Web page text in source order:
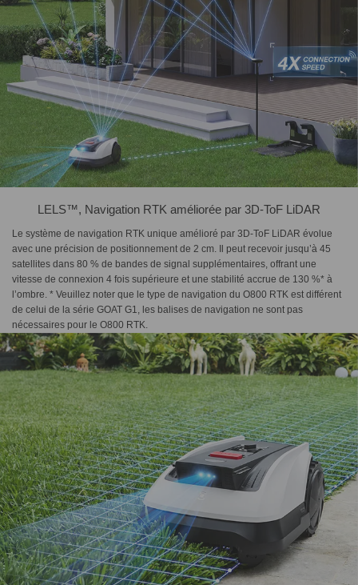
LELS™, Navigation RTK améliorée par 3D-ToF LiDAR
Le système de navigation RTK unique amélioré par 3D-ToF LiDAR évolue
avec une précision de positionnement de 2 cm. Il peut recevoir jusqu’à 45
satellites dans 80 % de bandes de signal supplémentaires, offrant une
vitesse de connexion 4 fois supérieure et une stabilité accrue de 130 %* à
l’ombre. * Veuillez noter que le type de navigation du O800 RTK est différent
de celui de la série GOAT G1, les balises de navigation ne sont pas
nécessaires pour le O800 RTK.